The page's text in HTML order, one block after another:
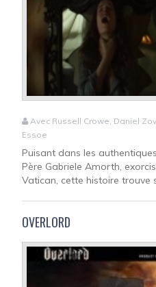
Avec Russell Crowe, Daniel
Essoe
Puisant dans les
Père Gabriele Amorth,
Vatican, cette histoire trouve
OVERLORD